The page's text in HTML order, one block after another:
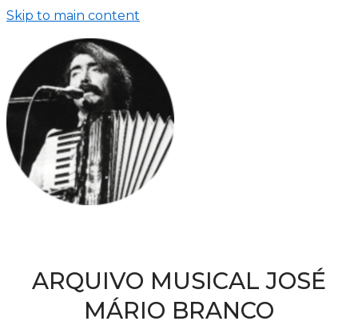
Skip to main content
ARQUIVO MUSICAL JOSÉ
MÁRIO BRANCO